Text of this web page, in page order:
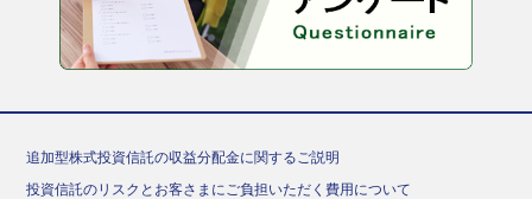
追加型株式投資信託の収益分配金に関するご説明
投資信託のリスクとお客さまにご負担いただく費用について